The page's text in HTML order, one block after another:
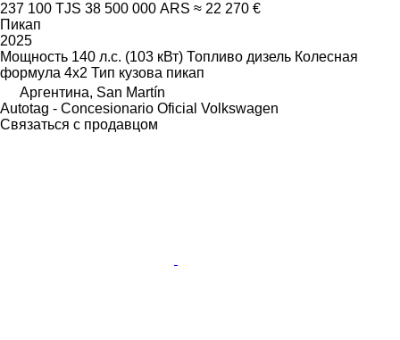
237 100 TJS 38 500 000 ARS ≈ 22 270 €
Пикап
2025
Мощность 140 л.с. (103 кВт) Топливо дизель Колесная
формула 4x2 Тип кузова пикап
Аргентина, San Martín
Autotag - Concesionario Oficial Volkswagen
Связаться с продавцом